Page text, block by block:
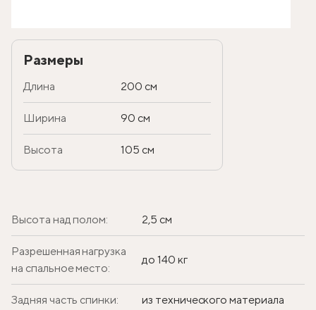
Размеры
Длина 200 см
Ширина 90 см
Высота 105 см
Высота над полом: 2,5 см
Разрешенная нагрузка
на спальное место:
до 140 кг
Задняя часть спинки: из технического материала